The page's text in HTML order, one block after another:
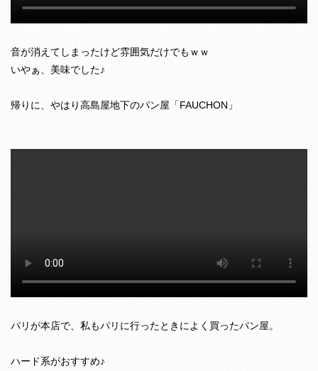
音が消えてしまったけど雰囲気だけでもｗｗ
いやぁ、美味でした♪
帰りに、やはり高島屋地下のパン屋「FAUCHON」
パリが本店で、私もパリに行ったときによく買ったパン屋。
ハード系がおすすめ♪